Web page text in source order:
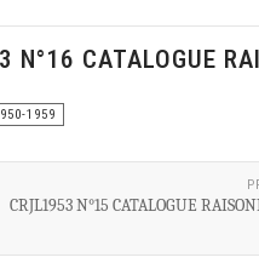
N°16 CATALOGUE
1959
CRJL1953 N°15 CATALOGUE